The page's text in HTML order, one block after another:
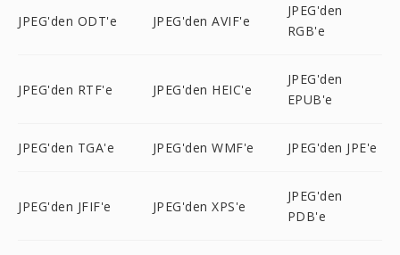
JPEG'den ODT'e JPEG'den AVIF'e
JPEG'den
RGB'e
JPEG'den RTF'e JPEG'den HEIC'e
JPEG'den
EPUB'e
JPEG'den TGA'e JPEG'den WMF'e JPEG'den JPE'e
JPEG'den JFIF'e JPEG'den XPS'e
JPEG'den
PDB'e